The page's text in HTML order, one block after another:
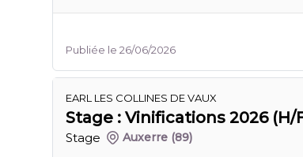
Publiée le 26/06/2026
EARL LES COLLINES DE VAUX
Stage : Vinifications 2026 (H/
Stage Auxerre (89)